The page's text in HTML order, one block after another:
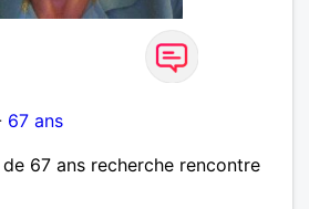
67 ans
67 ans recherche rencontre